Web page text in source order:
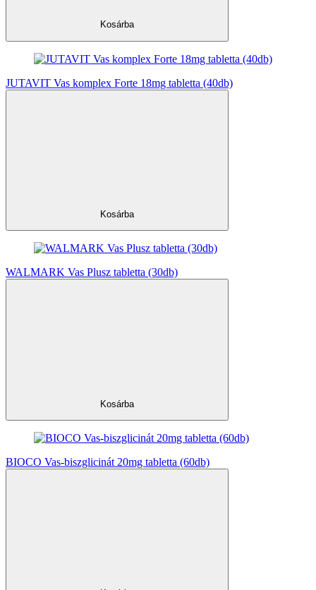
Kosárba
JUTAVIT Vas komplex Forte 18mg tabletta (40db)
Kosárba
WALMARK Vas Plusz tabletta (30db)
Kosárba
BIOCO Vas-biszglicinát 20mg tabletta (60db)